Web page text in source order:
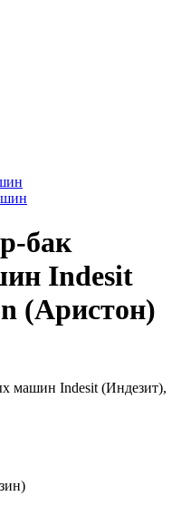
бак
Indesit
(Аристон)